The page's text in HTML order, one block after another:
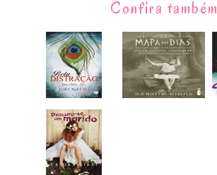
Confira também